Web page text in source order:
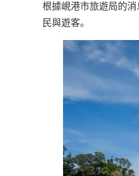
南
最
LOCAL
根據峴港市旅遊局的
民與遊客。